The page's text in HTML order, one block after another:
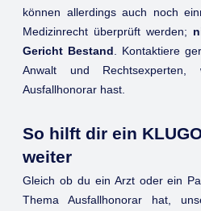
können allerdings auch noch
Medizinrecht überprüft werden;
Gericht Bestand . Kontaktiere
Anwalt und
Ausfallhonorar hast.
So hilft dir ein
weiter
Gleich ob du ein Arzt oder ein
Thema Ausfallhonorar hat,